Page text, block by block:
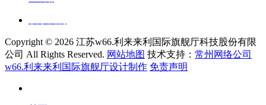
Copyright © 2026 江苏w66.利来来利国际旗舰厅科技股份有限
公司 All Rights Reserved. 网站地图 技术支持： 常州网络公司
w66.利来来利国际旗舰厅设计制作 免责声明